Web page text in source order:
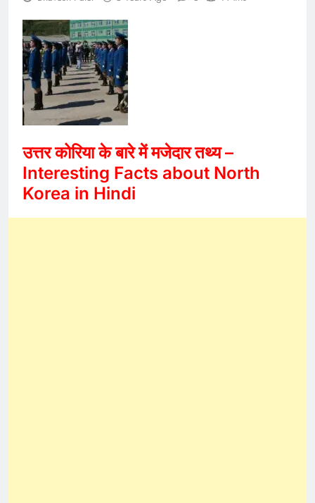
उत्तर कोरिया के बारे में मजेदार तथ्य –
Interesting Facts about North
Korea in Hindi